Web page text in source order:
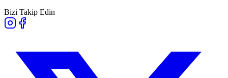
Bizi Takip Edin